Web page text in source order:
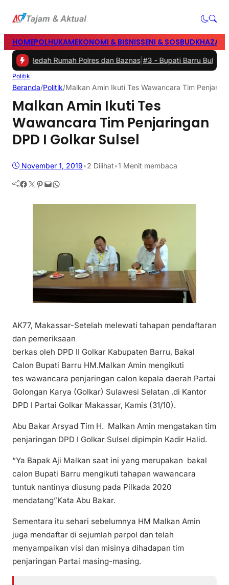
HOMEPOLHUKAMEKONOMI & BISNISSENI & SOSBUD
Bedah Rumah Polres dan Baznas|#3 - Bupati Barru Buka
Politik
Beranda/Politik/Malkan Amin Ikuti Tes Wawancara Tim
Malkan Amin Ikuti Tes
Wawancara Tim Penjaringan
DPD I Golkar Sulsel
November 1, 2019•2 Dilihat•1 Menit membaca
Facebook Twitter Pinterest Mail WhatsApp
AK77, Makassar-Setelah melewati tahapan pendaftaran
dan pemeriksaan
berkas oleh DPD II Golkar Kabupaten Barru, Bakal
Calon Bupati Barru HM.Malkan Amin mengikuti
tes wawancara penjaringan calon kepala daerah Partai
Golongan Karya (Golkar) Sulawesi Selatan ,di Kantor
DPD I Partai Golkar Makassar, Kamis (31/10).
Abu Bakar Arsyad Tim H. Malkan Amin mengatakan tim
penjaringan DPD I Golkar Sulsel dipimpin Kadir Halid.
“Ya Bapak Aji Malkan saat ini yang merupakan bakal
calon Bupati Barru mengikuti tahapan wawancara
tuntuk nantinya diusung pada Pilkada 2020
mendatang”Kata Abu Bakar.
Sementara itu sehari sebelumnya HM Malkan Amin
juga mendaftar di sejumlah parpol dan telah
menyampaikan visi dan misinya dihadapan tim
penjaringan Partai masing-masing.